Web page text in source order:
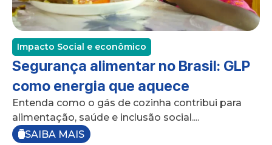
Impacto Social e econômico
Segurança alimentar no Brasil: GLP
como energia que aquece
Entenda como o gás de cozinha contribui para
alimentação, saúde e inclusão social....
SAIBA MAIS